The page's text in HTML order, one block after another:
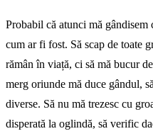
Probabil că atunci mă
cum ar fi fost. Să scap de toate
rămân în viață, ci să mă bucur
merg oriunde mă duce gândul,
diverse. Să nu mă trezesc cu
disperată la oglindă, să verific